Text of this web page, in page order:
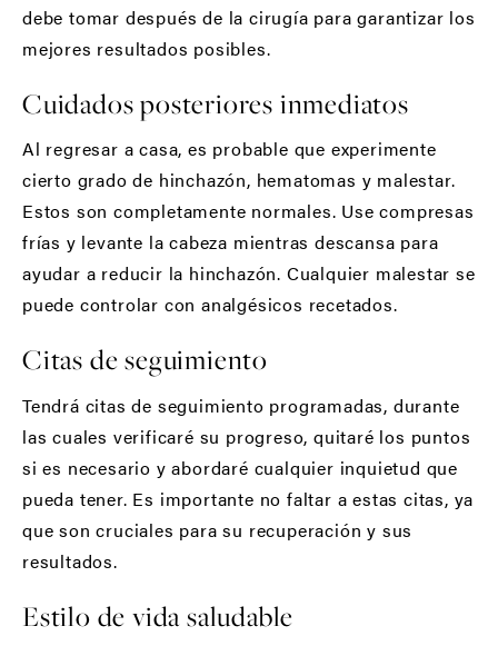
debe tomar después de la cirugía para garantizar los
mejores resultados posibles.
Cuidados posteriores inmediatos
Al regresar a casa, es probable que experimente
cierto grado de hinchazón, hematomas y malestar.
Estos son completamente normales. Use compresas
frías y levante la cabeza mientras descansa para
ayudar a reducir la hinchazón. Cualquier malestar se
puede controlar con analgésicos recetados.
Citas de seguimiento
Tendrá citas de seguimiento programadas, durante
las cuales verificaré su progreso, quitaré los puntos
si es necesario y abordaré cualquier inquietud que
pueda tener. Es importante no faltar a estas citas, ya
que son cruciales para su recuperación y sus
resultados.
Estilo de vida saludable